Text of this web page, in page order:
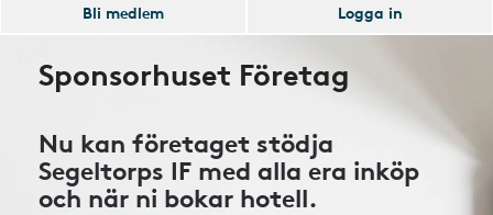
Bli medlem
Logga in
Sponsorhuset Företag
Nu kan företaget stödja
Segeltorps IF med alla era inköp
och när ni bokar hotell.